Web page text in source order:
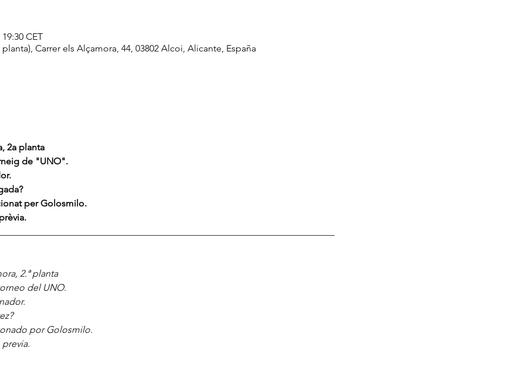
CET
Carrer els Alçamora, 44, 03802 Alcoi, Alicante, España
2a planta
de "UNO".
per Golosmilo.
2.ª planta
del UNO.
por Golosmilo.